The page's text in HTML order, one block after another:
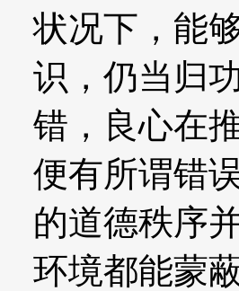
状况下，能
识，仍当归
错，良心在
便有所谓错
的道德秩序
环境都能蒙